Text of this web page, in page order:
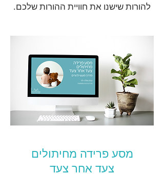
להורות שישנו את חוויית ההורות שלכם.
מסע פרידה מחיתולים
צעד אחר צעד